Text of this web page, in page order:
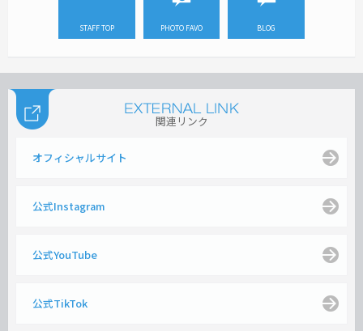
STAFF TOP PHOTO FAVO BLOG
関連リンク
オフィシャルサイト
公式Instagram
公式YouTube
公式TikTok